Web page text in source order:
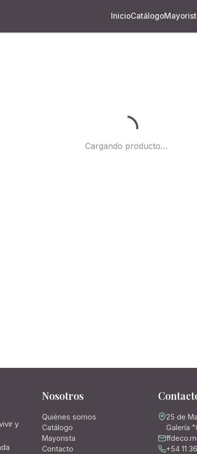
InicioCatálogo
Cargando...
Cargando producto…
y
Nosotros
Quiénes somos
Catálogo
Mayorista
Contacto
25 de
Galería
+54 11